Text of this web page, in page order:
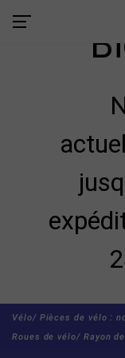
Vélo/ Pièces de vélo :
Roues de vélo/ Rayon